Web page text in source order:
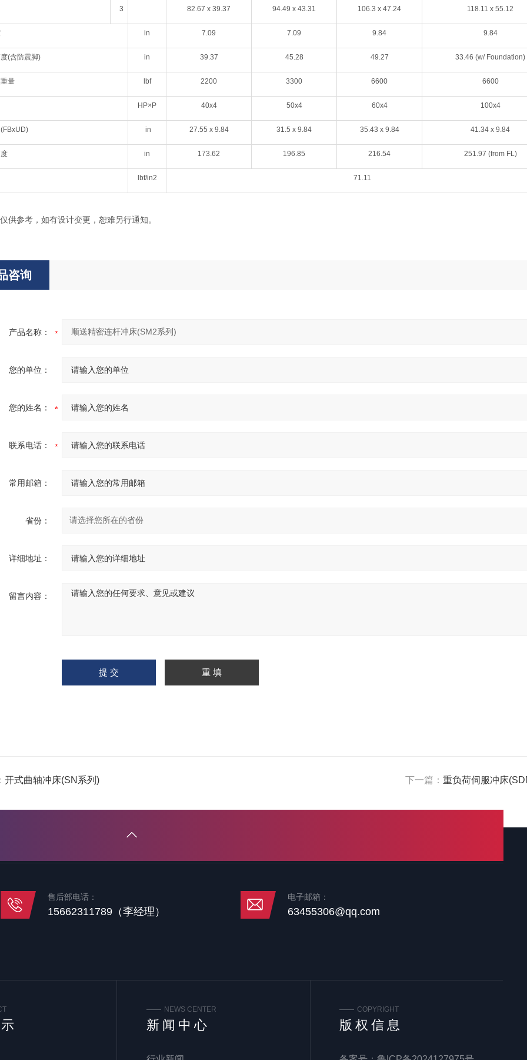
3 82.67 x 39.37 94.49 x 43.31 106.3 x 47.24 118.11 x 55.12
in 7.09 7.09 9.84 9.84
(含防震脚) in 39.37 45.28 49.27 33.46 (w/ Foundation)
量 lbf 2200 3300 6600 6600
HP×P 40x4 50x4 60x4 100x4
in 27.55 x 9.84 31.5 x 9.84 35.43 x 9.84 41.34 x 9.84
in 173.62 196.85 216.54 251.97 (from FL)
lbf/in2 71.11
供参考，如有设计变更，恕难另行通知。
咨询
产品名称：
您的单位：
您的姓名：
联系电话：
常用邮箱：
省份：
详细地址：
留言内容：
开式曲轴冲床(SN系列) 下一篇： 重负荷伺服冲床
售后部电话：
15662311789（李经理）
电子邮箱：
63455306@qq.com
NEWS CENTER
新闻中心
COPYRIGHT
版权信息